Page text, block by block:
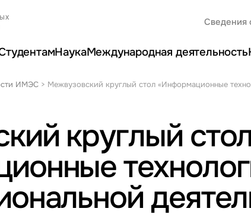
Сведения
НаукаМеждународная деятельность
ИМЭС > Межвузовский круглый стол «Информационные
круглый